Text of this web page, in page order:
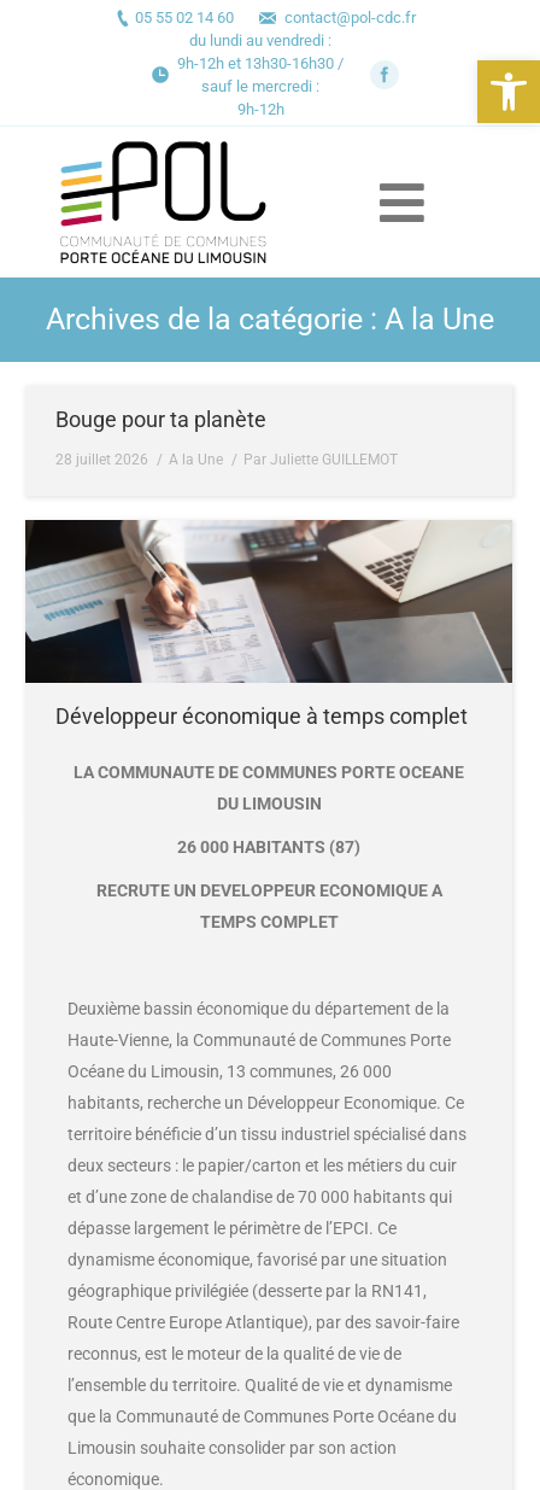
05 55 02 14 60
contact@pol-cdc.fr
du lundi au vendredi :
9h-12h et 13h30-16h30 /
sauf le mercredi :
9h-12h
Archives de la catégorie : A la Une
Bouge pour ta planète
28 juillet 2026 A la Une ParJuliette GUILLEMOT
Développeur économique à temps complet
LA COMMUNAUTE DE COMMUNES PORTE OCEANE
DU LIMOUSIN
26 000 HABITANTS (87)
RECRUTE UN DEVELOPPEUR ECONOMIQUE A
TEMPS COMPLET
Deuxième bassin économique du département de la
Haute-Vienne, la Communauté de Communes Porte
Océane du Limousin, 13 communes, 26 000
habitants, recherche un Développeur Economique. Ce
territoire bénéficie d’un tissu industriel spécialisé dans
deux secteurs : le papier/carton et les métiers du cuir
et d’une zone de chalandise de 70 000 habitants qui
dépasse largement le périmètre de l’EPCI. Ce
dynamisme économique, favorisé par une situation
géographique privilégiée (desserte par la RN141,
Route Centre Europe Atlantique), par des savoir-faire
reconnus, est le moteur de la qualité de vie de
l’ensemble du territoire. Qualité de vie et dynamisme
que la Communauté de Communes Porte Océane du
Limousin souhaite consolider par son action
économique.